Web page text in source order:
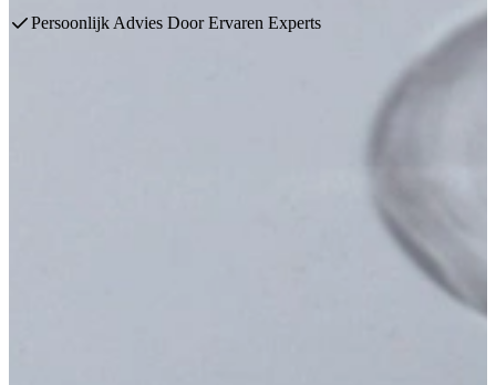
Persoonlijk Advies Door Ervaren Experts